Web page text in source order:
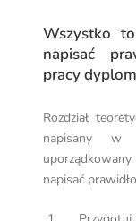
Wszystko
napisać
pracy
Rozdział
napisany w
napisać